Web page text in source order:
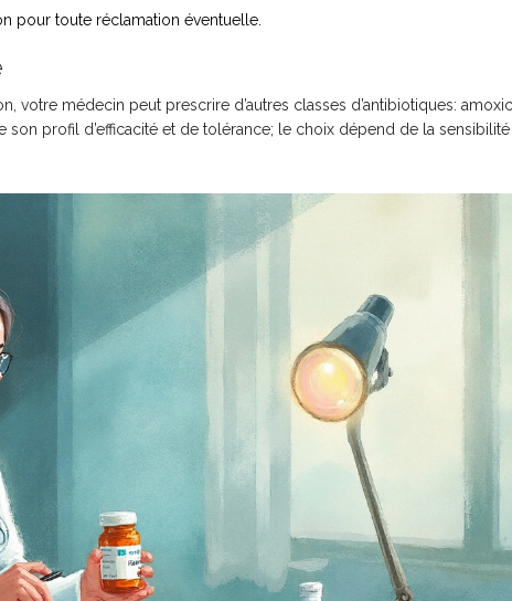
pour toute réclamation éventuelle.
votre médecin peut prescrire d’autres classes d’antibiotiques:
profil d’efficacité et de tolérance; le choix dépend de la sensibilité